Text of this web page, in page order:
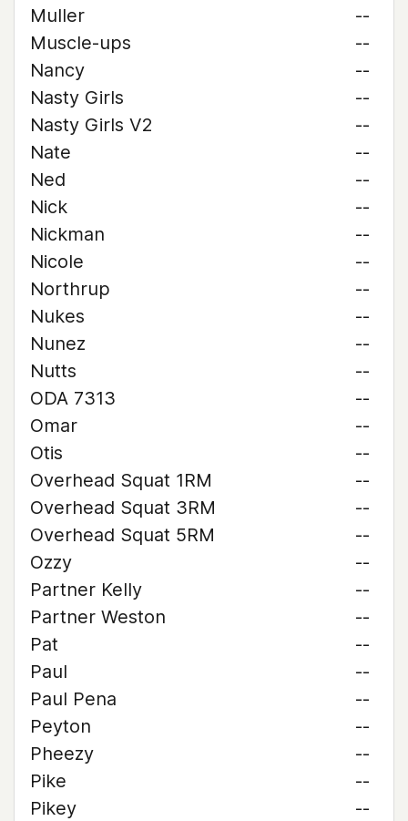
Muller
--
Muscle-ups
--
Nancy
--
Nasty Girls
--
Nasty Girls V2
--
Nate
--
Ned
--
Nick
--
Nickman
--
Nicole
--
Northrup
--
Nukes
--
Nunez
--
Nutts
--
ODA 7313
--
Omar
--
Otis
--
Overhead Squat 1RM
--
Overhead Squat 3RM
--
Overhead Squat 5RM
--
Ozzy
--
Partner Kelly
--
Partner Weston
--
Pat
--
Paul
--
Paul Pena
--
Peyton
--
Pheezy
--
Pike
--
Pikey
--